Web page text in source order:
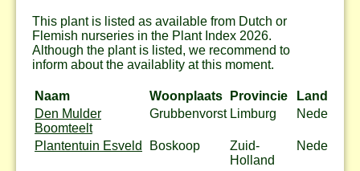
This plant is listed as available from Dutch or
Flemish nurseries in the Plant Index 2026.
Although the plant is listed, we recommend to
inform about the availablity at this moment.
Naam Woonplaats Provincie
Land
Den Mulder
Boomteelt
Grubbenvorst Limburg Nederland
Plantentuin Esveld Boskoop
Zuid-
Holland
Nederland